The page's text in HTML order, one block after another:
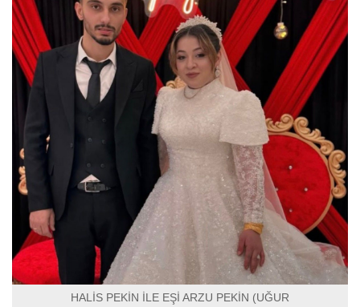
HALİS PEKİN İLE EŞİ ARZU PEKİN (UĞUR